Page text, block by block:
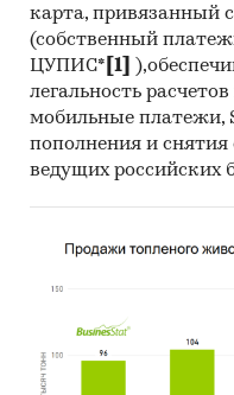
карта, привязанный
(собственный
ЦУПИС* [1]
легальность
мобильные платежи,
пополнения и снятия
ведущих российских